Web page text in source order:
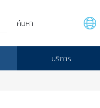
ค้นหา
บริการ